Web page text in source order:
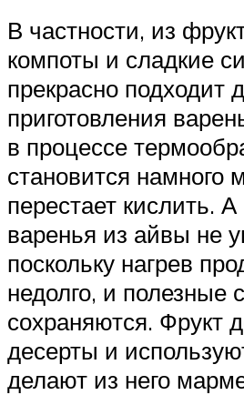
В частности, из
компоты и сладкие
прекрасно подходит
приготовления
в процессе
становится намного
перестает кислить.
варенья из айвы не
поскольку нагрев
недолго, и полезные
сохраняются. Фрукт
десерты и
делают из него